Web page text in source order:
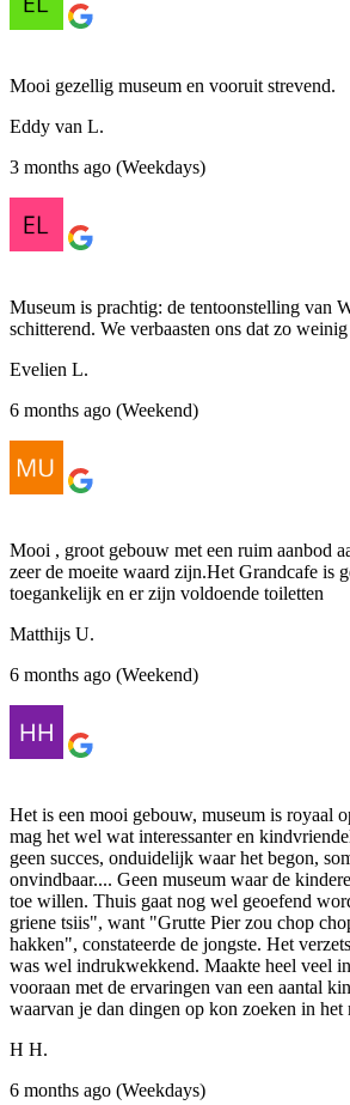
Mooi gezellig museum en vooruit strevend.
Eddy van L.
3 months ago (Weekdays)
Museum is prachtig: de tentoonstelling van
schitterend. We verbaasten ons dat zo
Evelien L.
6 months ago (Weekend)
Mooi , groot gebouw met een ruim aanbod
zeer de moeite waard zijn.Het Grandcafe is
toegankelijk en er zijn voldoende toiletten
Matthijs U.
6 months ago (Weekend)
Het is een mooi gebouw, museum is royaal
mag het wel wat interessanter en
geen succes, onduidelijk waar het begon,
onvindbaar.... Geen museum waar de
toe willen. Thuis gaat nog wel geoefend
griene tsiis", want "Grutte Pier zou chop
hakken", constateerde de jongste. Het
was wel indrukwekkend. Maakte heel veel
vooraan met de ervaringen van een aantal
waarvan je dan dingen op kon zoeken in het
H H.
6 months ago (Weekdays)